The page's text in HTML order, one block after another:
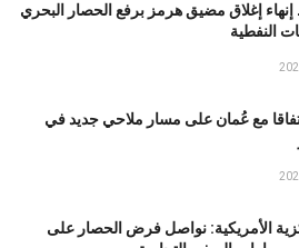
إغلاق مضيق هرمز برفع الحصار البحري
النفطية
مع عُمان على مسار ملاحي جديد في
الأمريكية: نواصل فرض الحصار على